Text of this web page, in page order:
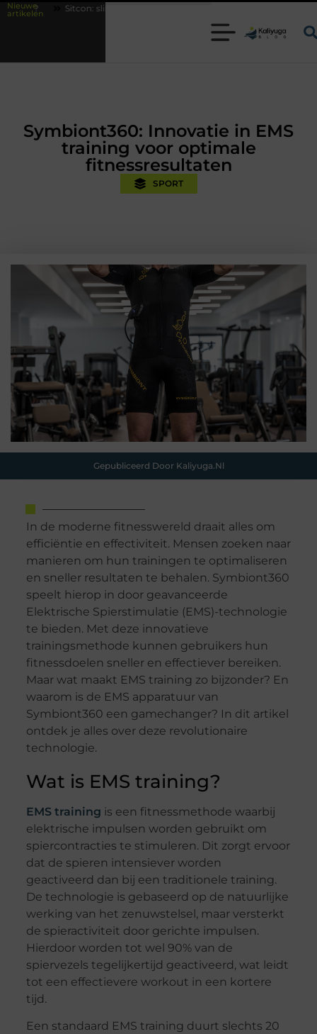
Nieuwe
artikelen
slimme beveiligingsoplossingen met kennis uit de praktijk
Symbiont360: Innovatie in EMS
training voor optimale
fitnessresultaten
SPORT
Gepubliceerd Door Kaliyuga.nl
In de moderne fitnesswereld draait alles om
efficiëntie en effectiviteit. Mensen zoeken naar
manieren om hun trainingen te optimaliseren
en sneller resultaten te behalen. Symbiont360
speelt hierop in door geavanceerde
Elektrische Spierstimulatie (EMS)-technologie
te bieden. Met deze innovatieve
trainingsmethode kunnen gebruikers hun
fitnessdoelen sneller en effectiever bereiken.
Maar wat maakt EMS training zo bijzonder? En
waarom is de EMS apparatuur van
Symbiont360 een gamechanger? In dit artikel
ontdek je alles over deze revolutionaire
technologie.
Wat is EMS training?
EMS training is een fitnessmethode waarbij
elektrische impulsen worden gebruikt om
spiercontracties te stimuleren. Dit zorgt ervoor
dat de spieren intensiever worden
geactiveerd dan bij een traditionele training.
De technologie is gebaseerd op de natuurlijke
werking van het zenuwstelsel, maar versterkt
de spieractiviteit door gerichte impulsen.
Hierdoor worden tot wel 90% van de
spiervezels tegelijkertijd geactiveerd, wat leidt
tot een effectievere workout in een kortere
tijd.
Een standaard EMS training duurt slechts 20